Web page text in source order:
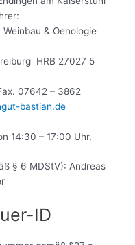
& Oenologie
HRB 27027 5
07642 – 3862
bastian.de
14:30 – 17:00 Uhr.
§ 6 MDStV): Andreas
ID